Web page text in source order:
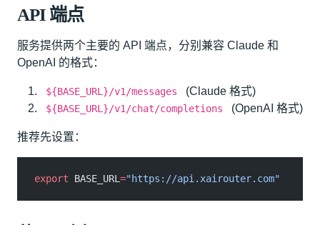
API 端点
服务提供两个主要的 API 端点，分别兼容 Claude 和
OpenAI 的格式：
${BASE_URL}/v1/messages (Claude 格式)
${BASE_URL}/v1/chat/completions (OpenAI 格式)
推荐先设置：
export BASE_URL ="https://api.xairouter.com"